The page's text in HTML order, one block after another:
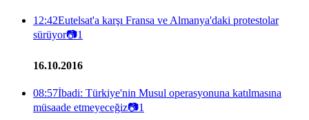
12:42Eutelsat'a karşı Fransa ve Almanya'daki protestolar
sürüyor📷1
16.10.2016
08:57İbadi: Türkiye'nin Musul operasyonuna katılmasına
müsaade etmeyeceğiz📷1